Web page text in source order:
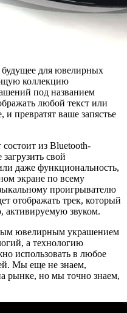
будущее для ювелирных
коллекцию
под названием
любой текст или
превратят ваше запястье
из Bluetooth-
свой
даже функциональность,
экране по всему
проигрывателю
отображать трек, который
звуком.
ювелирным украшением
а технологию
использовать в любое
Мы еще не знаем,
рынке, но мы точно знаем,